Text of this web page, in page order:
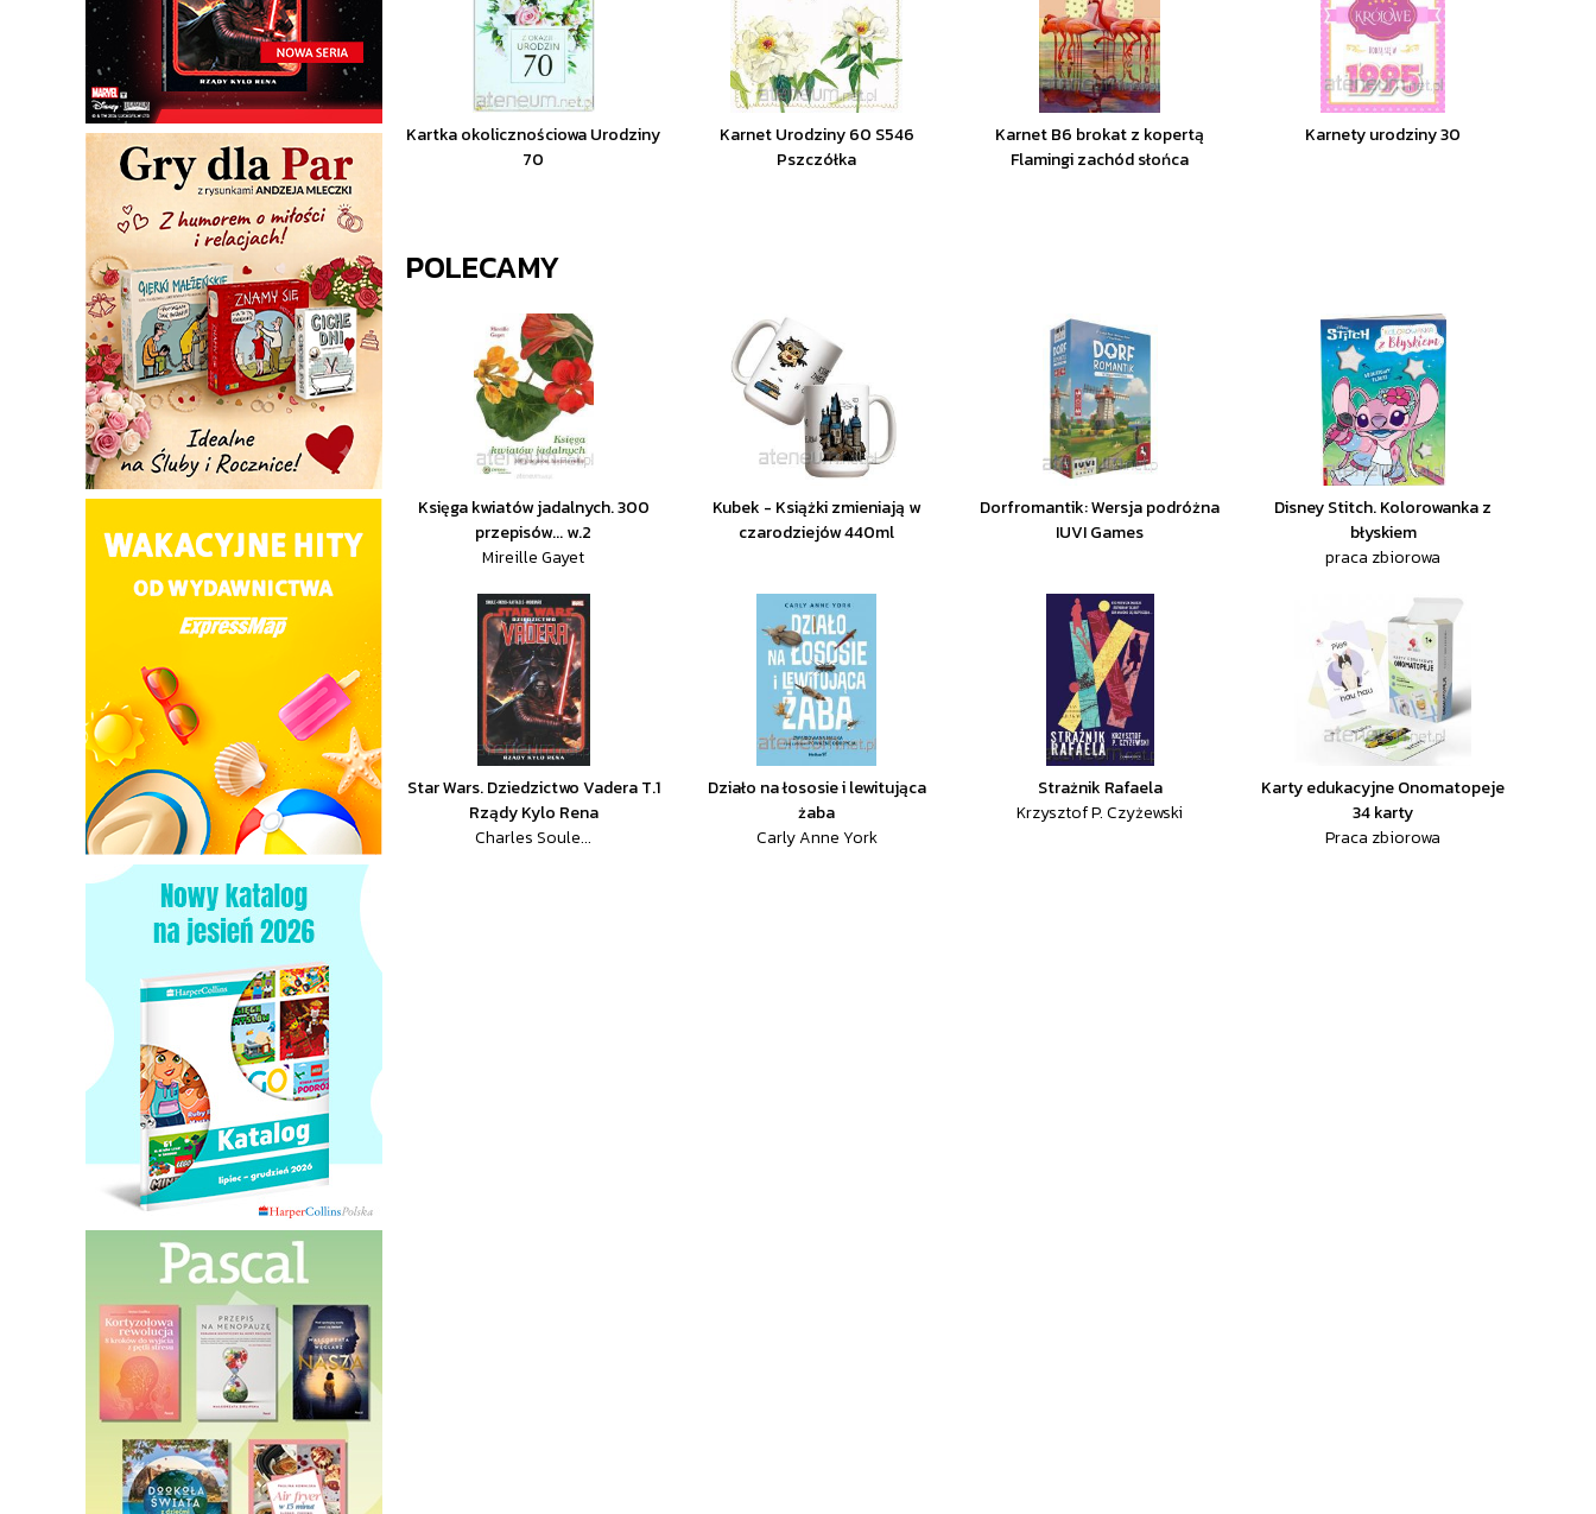
Kartka okolicznościowa Urodziny
70
Karnet Urodziny 60 S546
Pszczółka
Karnet B6 brokat z kopertą
Flamingi zachód słońca
Karnety urodziny 30
POLECAMY
Księga kwiatów jadalnych. 300
przepisów... w.2
Mireille Gayet
Kubek - Książki zmieniają w
czarodziejów 440ml
Dorfromantik: Wersja podróżna
IUVI Games
Disney Stitch. Kolorowanka z
błyskiem
praca zbiorowa
Star Wars. Dziedzictwo Vadera T.1
Rządy Kylo Rena
Charles Soule...
Działo na łososie i lewitująca
żaba
Carly Anne York
Strażnik Rafaela
Krzysztof P. Czyżewski
Karty edukacyjne Onomatopeje
34 karty
Praca zbiorowa